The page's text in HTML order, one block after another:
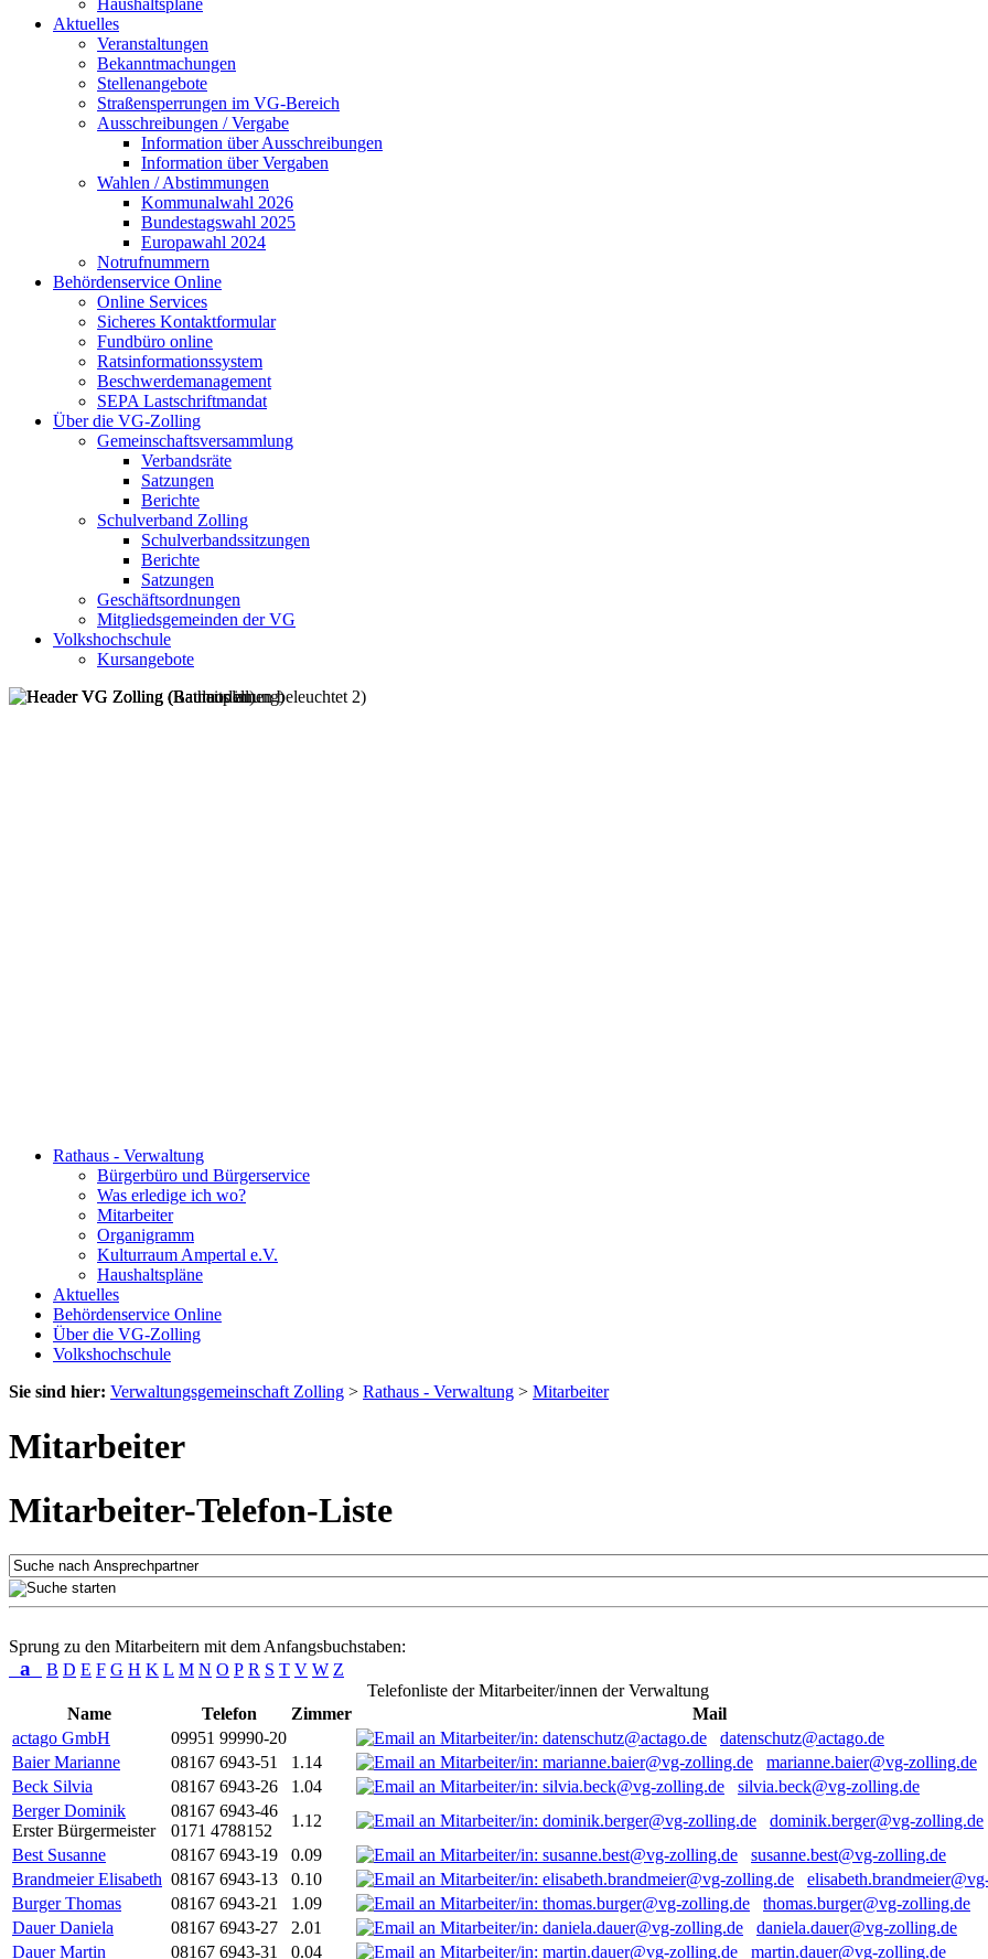
Haushaltspläne
Aktuelles
Veranstaltungen
Bekanntmachungen
Stellenangebote
Straßensperrungen im VG-Bereich
Ausschreibungen / Vergabe
Information über Ausschreibungen
Information über Vergaben
Wahlen / Abstimmungen
Kommunalwahl 2026
Bundestagswahl 2025
Europawahl 2024
Notrufnummern
Behördenservice Online
Online Services
Sicheres Kontaktformular
Fundbüro online
Ratsinformationssystem
Beschwerdemanagement
SEPA Lastschriftmandat
Über die VG-Zolling
Gemeinschaftsversammlung
Verbandsräte
Satzungen
Berichte
Schulverband Zolling
Schulverbandssitzungen
Berichte
Satzungen
Geschäftsordnungen
Mitgliedsgemeinden der VG
Volkshochschule
Kursangebote
Rathaus - Verwaltung
Bürgerbüro und Bürgerservice
Was erledige ich wo?
Mitarbeiter
Organigramm
Kulturraum Ampertal e.V.
Haushaltspläne
Aktuelles
Behördenservice Online
Über die VG-Zolling
Volkshochschule
Sie sind hier: Verwaltungsgemeinschaft Zolling > Rathaus - Verwaltung > Mitarbeiter
Mitarbeiter
Mitarbeiter-Telefon-Liste
Sprung zu den Mitarbeitern mit dem Anfangsbuchstaben:
a B D E F G H K L M N O P R S T V W Z
Telefonliste der Mitarbeiter/innen der Verwaltung
Name
Telefon Zimmer
Mail
actago GmbH
09951 99990-20
datenschutz@actago.de
Baier Marianne
08167 6943-51 1.14
marianne.baier@vg-zolling.de
Beck Silvia
08167 6943-26 1.04
silvia.beck@vg-zolling.de
Berger Dominik
Erster Bürgermeister
08167 6943-46
0171 4788152
1.12
dominik.berger@vg-zolling.de
Best Susanne
08167 6943-19 0.09
susanne.best@vg-zolling.de
Brandmeier Elisabeth 08167 6943-13 0.10
Burger Thomas
08167 6943-21 1.09
thomas.burger@vg-zolling.de
Dauer Daniela
08167 6943-27 2.01
daniela.dauer@vg-zolling.de
Dauer Martin
08167 6943-31 0.04
martin.dauer@vg-zolling.de